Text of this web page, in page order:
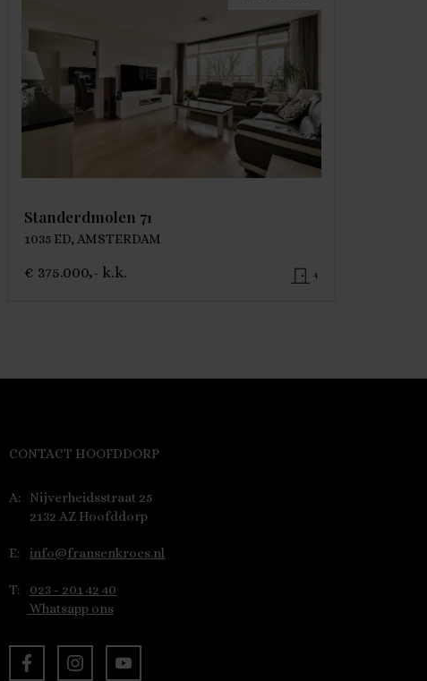
Standerdmolen 71
1035 ED, AMSTERDAM
€ 375.000,- k.k. 4
CONTACT HOOFDDORP
A:
Nijverheidsstraat 25
2132 AZ Hoofddorp
E: info@fransenkroes.nl
T:
023 - 201 42 40
Whatsapp ons